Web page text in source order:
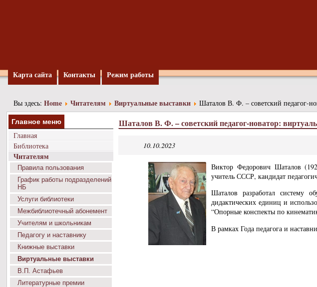
Карта сайта Контакты Режим работы
Вы здесь: Home Читателям Виртуальные выставки Шаталов В. Ф. – советский педагог-
Главное меню
Главная
Библиотека
Читателям
Правила пользования
График работы подразделений
НБ
Услуги библиотеки
Межбиблиотечный абонемент
Учителям и школьникам
Педагогу и наставнику
Книжные выставки
Виртуальные выставки
В.П. Астафьев
Литературные премии
Шаталов В. Ф. – советский педагог-новатор:
10.10.2023
Виктор Федорович Шаталов
учитель СССР, кандидат
Шаталов разработал систему
дидактических единиц и
“Опорные конспекты по
В рамках Года педагога и